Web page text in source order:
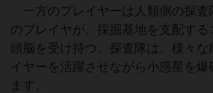
一方のプレイヤーは人類側の探査
のプレイヤが、採掘基地を支配する
頭脳を受け持つ。探査隊は、様々な
イヤーを活躍させながら小惑星を爆
ます。